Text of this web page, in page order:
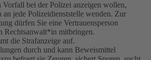
Vorfall bei der Polizei anzeigen wollen,
an jede Polizeidienststelle wenden. Zur
dürfen Sie eine Vertrauensperson
Rechtsanwalt*in mitbringen.
die Strafanzeige auf.
durch und kann Beweismittel